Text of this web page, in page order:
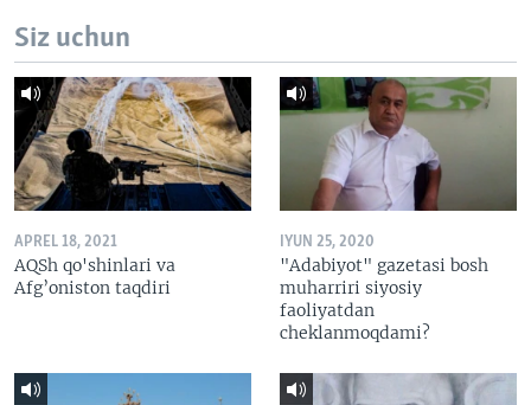
Siz uchun
APREL 18, 2021
AQSh qo'shinlari va
Afg’oniston taqdiri
IYUN 25, 2020
"Adabiyot" gazetasi bosh
muharriri siyosiy
faoliyatdan
cheklanmoqdami?